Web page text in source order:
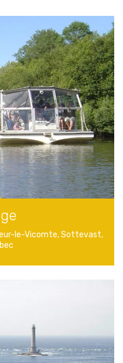
le-Vicomte, Sottevast,